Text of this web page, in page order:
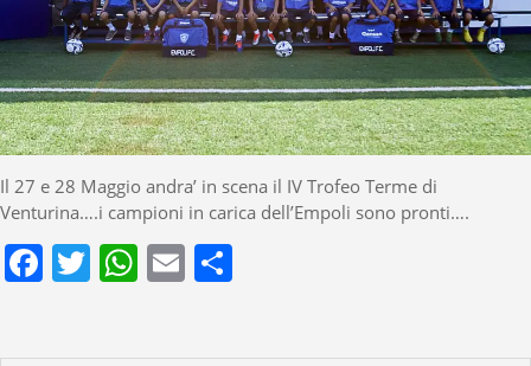
Il 27 e 28 Maggio andra’ in scena il IV Trofeo Terme di
Venturina….i campioni in carica dell’Empoli sono pronti….
Facebook
Twitter
WhatsApp
Email